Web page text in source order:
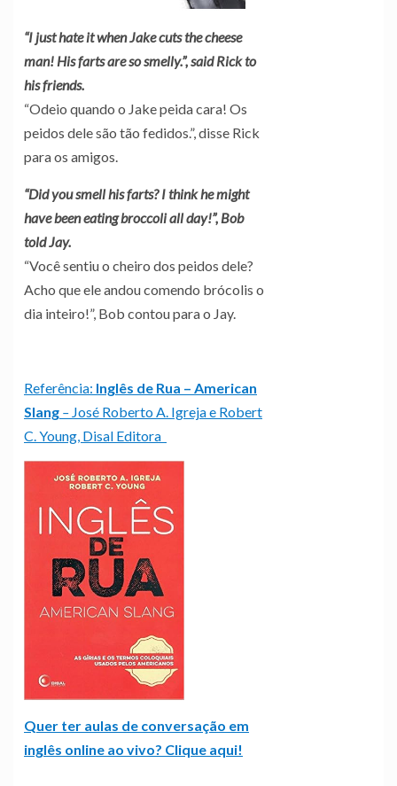
“I just hate it when Jake cuts the cheese
man! His farts are so smelly.”, said Rick to
his friends.
“Odeio quando o Jake peida cara! Os
peidos dele são tão fedidos.”, disse Rick
para os amigos.
“Did you smell his farts? I think he might
have been eating broccoli all day!”, Bob
told Jay.
“Você sentiu o cheiro dos peidos dele?
Acho que ele andou comendo brócolis o
dia inteiro!”, Bob contou para o Jay.
Referência: Inglês de Rua – American
Slang – José Roberto A. Igreja e Robert
C. Young, Disal Editora
Quer ter aulas de conversação em
inglês online ao vivo? Clique aqui!